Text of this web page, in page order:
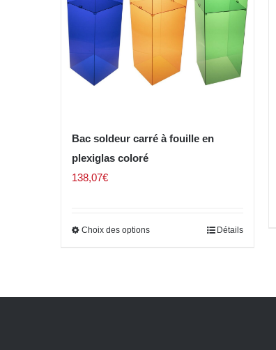
Bac soldeur carré à fouille en
plexiglas coloré
138,07€
Choix des options Détails